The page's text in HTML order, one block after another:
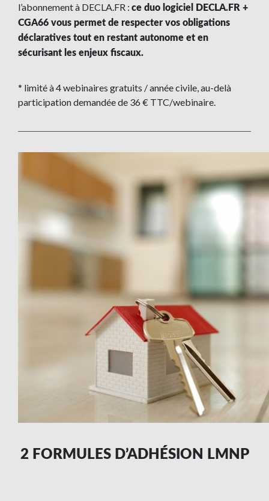
l’abonnement à DECLA.FR : ce duo logiciel DECLA.FR +
CGA66 vous permet de respecter vos obligations
déclaratives tout en restant autonome et en
sécurisant les enjeux fiscaux.
* limité à 4 webinaires gratuits / année civile, au-delà
participation demandée de 36 € TTC/webinaire.
2 FORMULES D’ADHÉSION LMNP